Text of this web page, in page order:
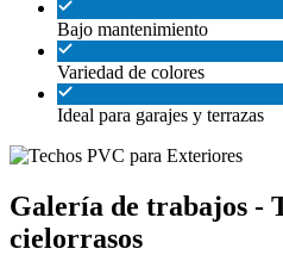
Bajo mantenimiento
Variedad de colores
Ideal para garajes y terrazas
Galería de trabajos -
cielorrasos